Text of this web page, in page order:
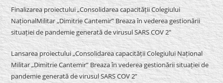
Finalizarea proiectului „Consolidarea capacității Colegiului
NaționalMilitar „Dimitrie Cantemir” Breaza în vederea gestionării
situației de pandemie generată de virusul SARS COV 2″
Lansarea proiectului „Consolidarea capacității Colegiului Național
Militar „Dimitrie Cantemir” Breaza în vederea gestionării situației de
pandemie generată de virusul SARS COV 2”